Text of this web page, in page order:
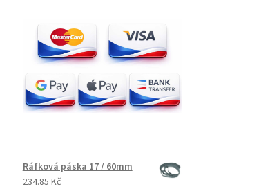
Ráfková páska 17 / 60mm
234.85 Kč